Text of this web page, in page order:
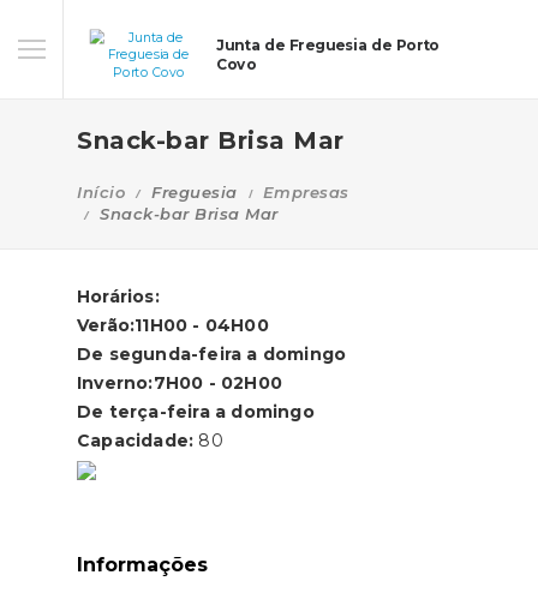
Junta de Freguesia de Porto
Covo
Snack-bar Brisa Mar
Início Freguesia
Empresas
Snack-bar Brisa Mar
Horários:
Verão:11H00 - 04H00
De segunda-feira a domingo
Inverno:7H00 - 02H00
De terça-feira a domingo
Capacidade: 80
Informações